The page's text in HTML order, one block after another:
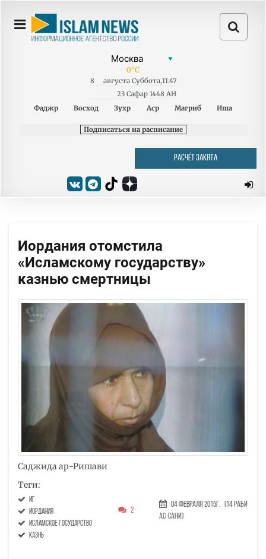
0°C
8 августа Суббота,11:47
23 Сафар 1448 AH
Фаджр
Восход Зухр Аср Магриб Иша
Подписаться на расписание
РАСЧЁТ ЗАКЯТА
Иордания отомстила
«Исламскому государству»
казнью смертницы
Саджида ар-Ришави
Теги:
ИГ
Иордания
исламское государство
казнь
2
04 Февраля 2015г. (14 Раби
ас-сани)